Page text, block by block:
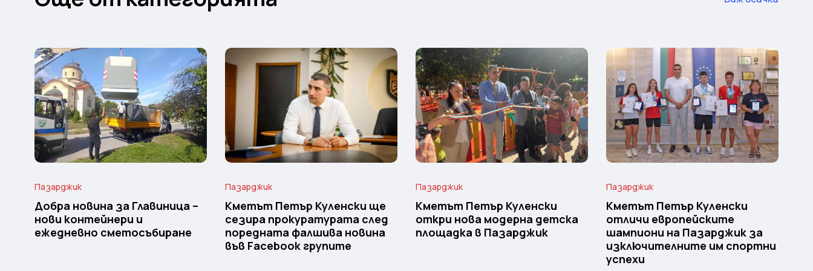
Пазарджик
Добра новина за Главиница –
нови контейнери и
ежедневно сметосъбиране
Пазарджик
Кметът Петър Куленски ще
сезира прокуратурата след
поредната фалшива новина
във Facebook групите
Пазарджик
Кметът Петър Куленски
откри нова модерна детска
площадка в Пазарджик
Пазарджик
Кметът Петър Куленски
отличи европейските
шампиони на Пазарджик за
изключителните им спортни
успехи